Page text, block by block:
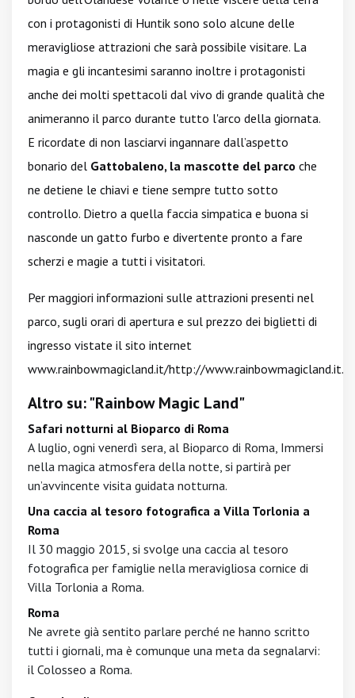
con i protagonisti di Huntik sono solo alcune delle
meravigliose attrazioni che sarà possibile visitare. La
magia e gli incantesimi saranno inoltre i protagonisti
anche dei molti spettacoli dal vivo di grande qualità che
animeranno il parco durante tutto l'arco della giornata.
E ricordate di non lasciarvi ingannare dall’aspetto
bonario del Gattobaleno, la mascotte del parco che
ne detiene le chiavi e tiene sempre tutto sotto
controllo. Dietro a quella faccia simpatica e buona si
nasconde un gatto furbo e divertente pronto a fare
scherzi e magie a tutti i visitatori.
Per maggiori informazioni sulle attrazioni presenti nel
parco, sugli orari di apertura e sul prezzo dei biglietti di
ingresso vistate il sito internet
www.rainbowmagicland.it/http://www.rainbowmagicland.it.
Altro su: "Rainbow Magic Land"
Safari notturni al Bioparco di Roma
A luglio, ogni venerdì sera, al Bioparco di Roma, Immersi
nella magica atmosfera della notte, si partirà per
un’avvincente visita guidata notturna.
Una caccia al tesoro fotografica a Villa Torlonia a
Roma
Il 30 maggio 2015, si svolge una caccia al tesoro
fotografica per famiglie nella meravigliosa cornice di
Villa Torlonia a Roma.
Roma
Ne avrete già sentito parlare perché ne hanno scritto
tutti i giornali, ma è comunque una meta da segnalarvi:
il Colosseo a Roma.